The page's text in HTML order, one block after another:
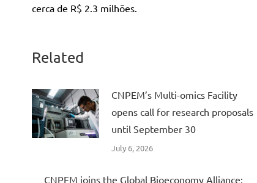
cerca de R$ 2.3 milhões.
Related
CNPEM’s Multi-omics Facility
opens call for research proposals
until September 30
July 6, 2026
CNPEM joins the Global Bioeconomy Alliance: